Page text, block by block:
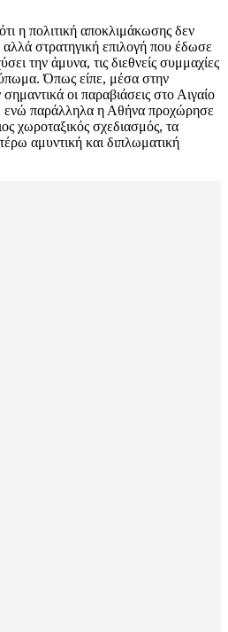
η πολιτική αποκλιμάκωσης δεν
αλλά στρατηγική επιλογή που έδωσε
την άμυνα, τις διεθνείς συμμαχίες
Όπως είπε, μέσα στην
σημαντικά οι παραβιάσεις στο Αιγαίο
ενώ παράλληλα η Αθήνα προχώρησε
χωροταξικός σχεδιασμός, τα
αμυντική και διπλωματική